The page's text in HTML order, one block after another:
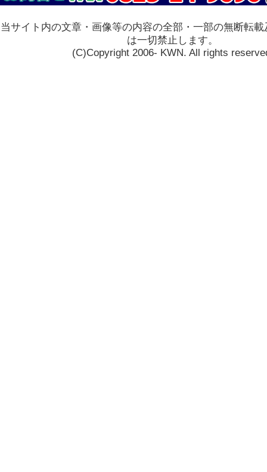
当サイト内の文章・画像等の内容の全部・一部の無断転
は一切禁止します。
(C)Copyright 2006- KWN. All rights